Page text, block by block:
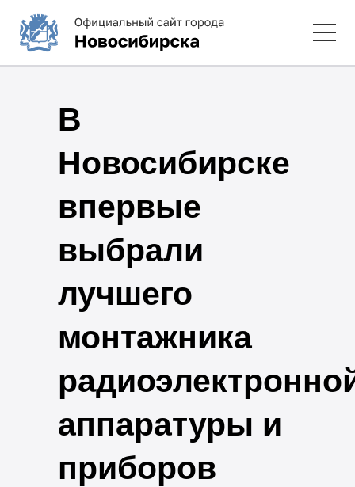
В
Новосибирске
впервые
выбрали
лучшего
монтажника
аппаратуры и
приборов